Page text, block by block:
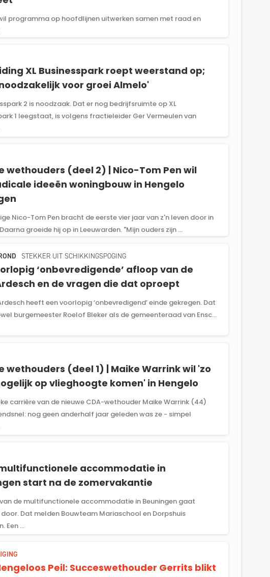
programma op hoofdlijnen uitwerken samen met raad en
XL Businesspark roept weerstand op;
voor groei Almelo'
2 is noodzaak. Dat er nog bedrijfsruimte op XL
1 leegstaat, is volgens fractieleider Ger Vermeulen van
wethouders (deel 2) | Nico-Tom Pen wil
ideeën woningbouw in Hengelo
Nico-Tom Pen bracht de eerste vier jaar van z'n leven door in
groeide hij op in Leeuwarden. "Mijn ouders zijn ...
STEKKER UIT SCHIKKINGSPOGING
‘onbevredigende’ afloop van de
en de vragen die dat oproept
heeft een voorlopig ‘onbevredigend’ einde gekregen. Dat
burgemeester Roelof Bleker als de gemeenteraad van Ensc...
wethouders (deel 1) | Maike Warrink wil 'zo
op vlieghoogte komen' in Hengelo
carrière van de nieuwe CDA-wethouder Maike Warrink (44)
nog geen anderhalf jaar geleden was ze - simpel
accommodatie in
start na de zomervakantie
van de multifunctionele accommodatie in Beuningen gaat
Dat melden Bouwteam Mariaschool en Dorpshuis
Een ...
Peil: Succeswethouder Gerrits blikt